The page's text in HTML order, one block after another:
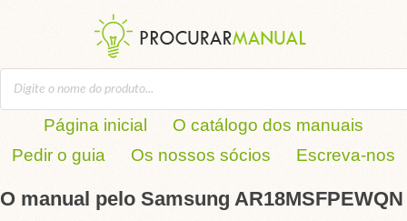
Página inicial
O catálogo dos manuais
Pedir o guia
Os nossos sócios Escreva-nos
O manual pelo Samsung AR18MSFPEWQN